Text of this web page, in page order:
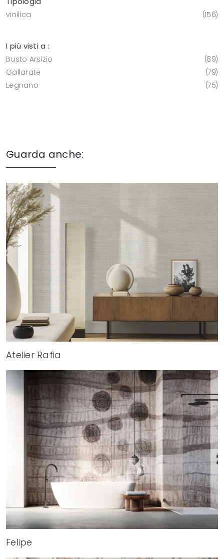
vinilica 156
I più visti a :
Busto Arsizio
89
Gallarate
79
Legnano
75
Guarda anche:
Atelier Rafia
Felipe